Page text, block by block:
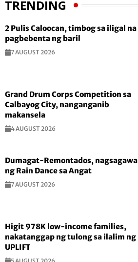
TRENDING
2 Pulis Caloocan, timbog sa iligal na
pagbebenta ng baril
7 AUGUST 2026
Grand Drum Corps Competition sa
Calbayog City, nanganganib
makansela
4 AUGUST 2026
Dumagat-Remontados, nagsagawa
ng Rain Dance sa Angat
7 AUGUST 2026
Higit 978K low-income families,
nakatanggap ng tulong sa ilalim ng
UPLIFT